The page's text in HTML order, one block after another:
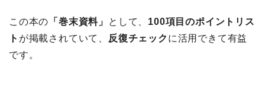
この本の 「巻末資料」 として、 100項目のポイントリス
ト が掲載されていて、 反復チェック に活用できて有益
です。